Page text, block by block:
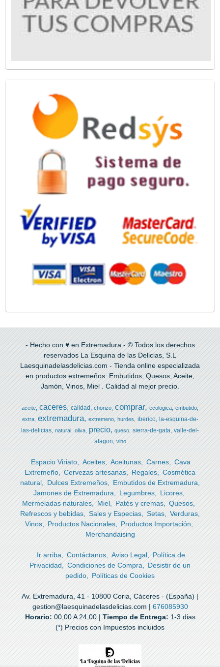
- Hecho con ♥ en Extremadura - © Todos los derechos
reservados La Esquina de las Delicias, S.L
Laesquinadelasdelicias.com - Tienda online especializada
en productos extremeños: Embutidos, Quesos, Aceite,
Jamón, Vinos, Miel . Calidad al mejor precio.
aceite caceres calidad chorizo comprar ecologica embutido
extra
extremadura extremeno hurdes iberico
la-esquina-de-
las-delicias natural oliva precio queso sierra-de-gata valle-del-
alagon
vino
Espacio Viriato Aceites Aceitunas Carnes
Cava
Extremeño
Cervezas artesanas Regalos
Cosmética
natural
Dulces Extremeños
Embutidos de Extremadura
Jamones de Extremadura
Legumbres
Licores
Mermeladas naturales
Miel Patés y cremas
Quesos
Refrescos y bebidas
Sales y Especias Setas
Verduras
Vinos
Productos Nacionales
Productos Importación
Merchandaising
Ir arriba Contáctanos Aviso Legal
Política de
Privacidad
Condiciones de Compra
Desistir de un
pedido
Políticas de Cookies
Av. Extremadura, 41 - 10800 Coria, Cáceres - (España) |
gestion@laesquinadelasdelicias.com | 676085930
Horario: 00,00 A 24,00 | Tiempo de Entrega: 1-3 dias
(*) Precios con Impuestos incluidos